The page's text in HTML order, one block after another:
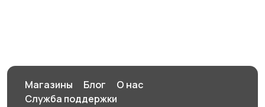
Магазины Блог
О нас
Служба поддержки